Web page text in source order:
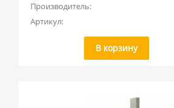
Производитель:
Артикул:
В корзину